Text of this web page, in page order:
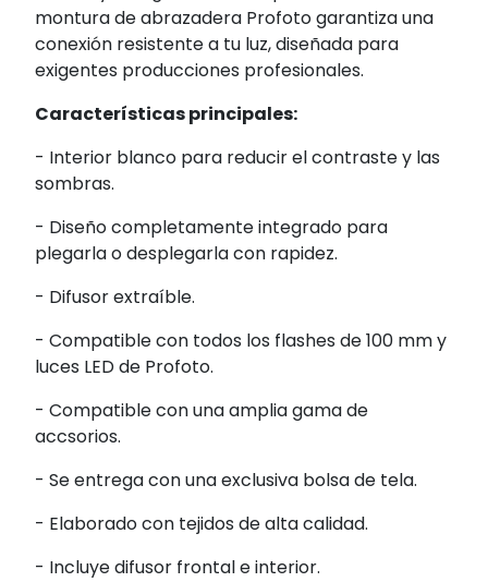
montura de abrazadera Profoto garantiza una
conexión resistente a tu luz, diseñada para
exigentes producciones profesionales.
Características principales:
- Interior blanco para reducir el contraste y las
sombras.
- Diseño completamente integrado para
plegarla o desplegarla con rapidez.
- Difusor extraíble.
- Compatible con todos los flashes de 100 mm y
luces LED de Profoto.
- Compatible con una amplia gama de
accsorios.
- Se entrega con una exclusiva bolsa de tela.
- Elaborado con tejidos de alta calidad.
- Incluye difusor frontal e interior.